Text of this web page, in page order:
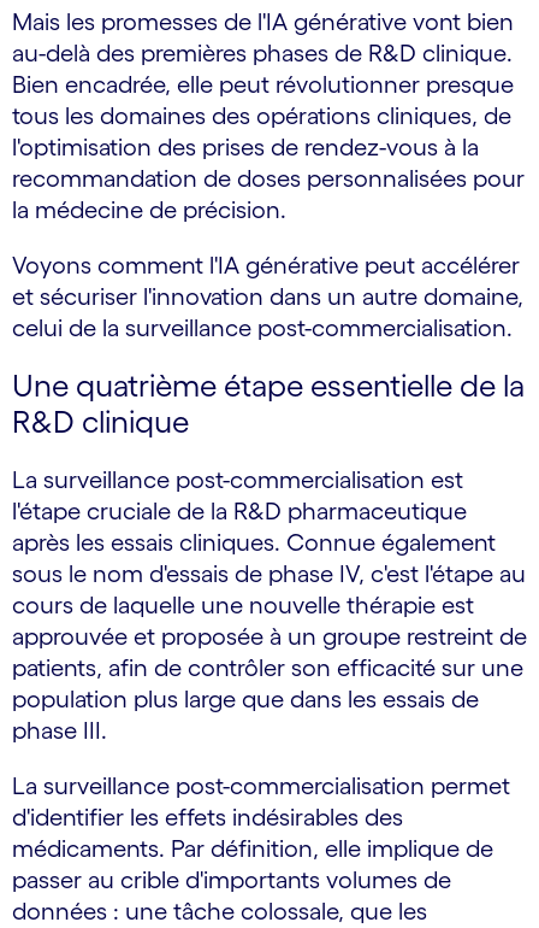
Mais les promesses de l'IA générative vont bien
au-delà des premières phases de R&D clinique.
Bien encadrée, elle peut révolutionner presque
tous les domaines des opérations cliniques, de
l'optimisation des prises de rendez-vous à la
recommandation de doses personnalisées pour
la médecine de précision.
Voyons comment l'IA générative peut accélérer
et sécuriser l'innovation dans un autre domaine,
celui de la surveillance post-commercialisation.
Une quatrième étape essentielle de la
R&D clinique
La surveillance post-commercialisation est
l'étape cruciale de la R&D pharmaceutique
après les essais cliniques. Connue également
sous le nom d'essais de phase IV, c'est l'étape au
cours de laquelle une nouvelle thérapie est
approuvée et proposée à un groupe restreint de
patients, afin de contrôler son efficacité sur une
population plus large que dans les essais de
phase III.
La surveillance post-commercialisation permet
d'identifier les effets indésirables des
médicaments. Par définition, elle implique de
passer au crible d'importants volumes de
données : une tâche colossale, que les